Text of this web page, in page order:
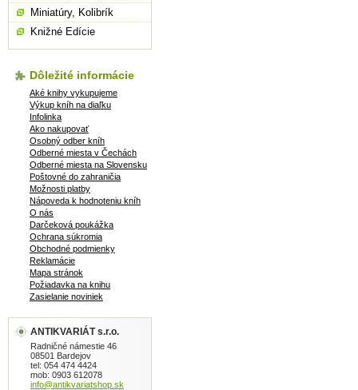
Miniatúry, Kolibrík
Knižné Edície
Dôležité informácie
Aké knihy vykupujeme
Výkup kníh na diaľku
Infolinka
Ako nakupovať
Osobný odber kníh
Odberné miesta v Čechách
Odberné miesta na Slovensku
Poštovné do zahraničia
Možnosti platby
Nápoveda k hodnoteniu kníh
O nás
Darčeková poukážka
Ochrana súkromia
Obchodné podmienky
Reklamácie
Mapa stránok
Požiadavka na knihu
Zasielanie noviniek
ANTIKVARIÁT s.r.o.
Radničné námestie 46
08501 Bardejov
tel: 054 474 4424
mob: 0903 612078
info@antikvariatshop.sk